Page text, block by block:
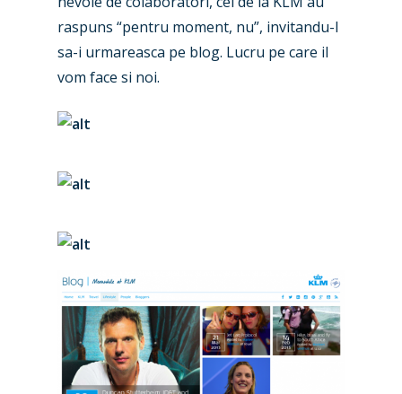
raspuns “pentru moment, nu”, invitandu-l
sa-i urmareasca pe blog. Lucru pe care il
vom face si noi.
Paris 2019